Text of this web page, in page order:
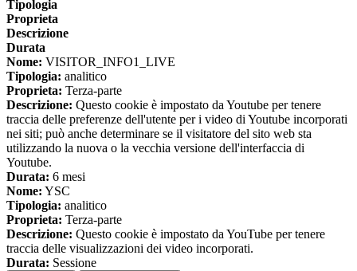
Tipologia
Proprieta
Descrizione
Durata
Nome: VISITOR_INFO1_LIVE
Tipologia: analitico
Proprieta: Terza-parte
Descrizione: Questo cookie è impostato da Youtube per tenere
traccia delle preferenze dell'utente per i video di Youtube incorporati
nei siti; può anche determinare se il visitatore del sito web sta
utilizzando la nuova o la vecchia versione dell'interfaccia di
Youtube.
Durata: 6 mesi
Nome: YSC
Tipologia: analitico
Proprieta: Terza-parte
Descrizione: Questo cookie è impostato da YouTube per tenere
traccia delle visualizzazioni dei video incorporati.
Durata: Sessione